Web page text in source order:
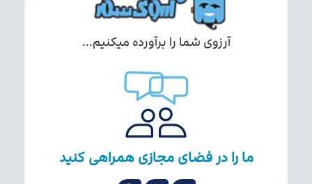
آرزوی شما را برآورده میکنیم...
ما را در فضای مجازی همراهی کنید